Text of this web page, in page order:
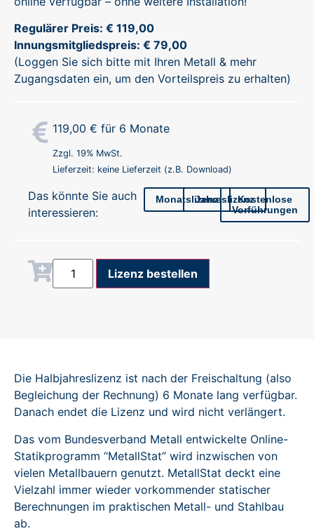
Regulärer Preis: € 119,00
Innungsmitgliedspreis: € 79,00
(Loggen Sie sich bitte mit Ihren Metall & mehr
Zugangsdaten ein, um den Vorteilspreis zu erhalten)
119,00 € für 6 Monate
Zzgl. 19% MwSt.
Lieferzeit: keine Lieferzeit (z.B. Download)
Das könnte Sie auch
interessieren:
MonatslizenzJahreslizenzKostenlose
Vorführungen
Lizenz bestellen
Die Halbjahreslizenz ist nach der Freischaltung (also
Begleichung der Rechnung) 6 Monate lang verfügbar.
Danach endet die Lizenz und wird nicht verlängert.
Das vom Bundesverband Metall entwickelte Online-
Statikprogramm “MetallStat” wird inzwischen von
vielen Metallbauern genutzt. MetallStat deckt eine
Vielzahl immer wieder vorkommender statischer
Berechnungen im praktischen Metall- und Stahlbau
ab.